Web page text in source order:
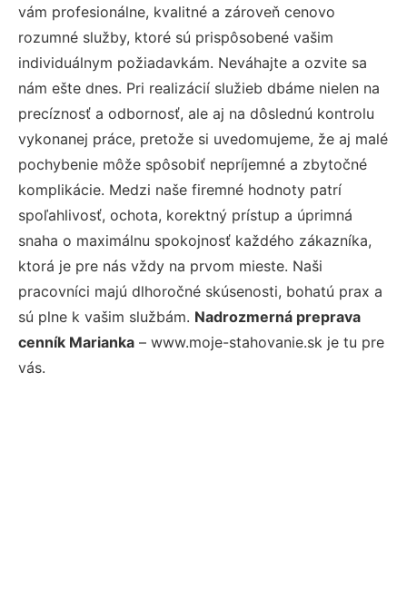
vám profesionálne, kvalitné a zároveň cenovo
rozumné služby, ktoré sú prispôsobené vašim
individuálnym požiadavkám. Neváhajte a ozvite sa
nám ešte dnes. Pri realizácií služieb dbáme nielen na
precíznosť a odbornosť, ale aj na dôslednú kontrolu
vykonanej práce, pretože si uvedomujeme, že aj malé
pochybenie môže spôsobiť nepríjemné a zbytočné
komplikácie. Medzi naše firemné hodnoty patrí
spoľahlivosť, ochota, korektný prístup a úprimná
snaha o maximálnu spokojnosť každého zákazníka,
ktorá je pre nás vždy na prvom mieste. Naši
pracovníci majú dlhoročné skúsenosti, bohatú prax a
sú plne k vašim službám. Nadrozmerná preprava
cenník Marianka – www.moje-stahovanie.sk je tu pre
vás.